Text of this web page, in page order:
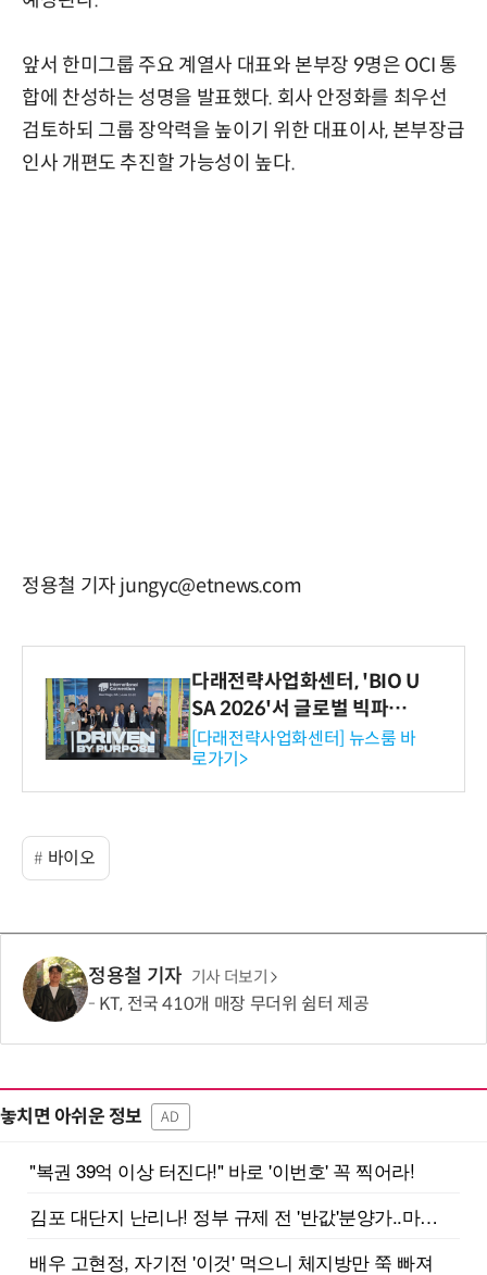
앞서 한미그룹 주요 계열사 대표와 본부장 9명은 OCI 통
합에 찬성하는 성명을 발표했다. 회사 안정화를 최우선
검토하되 그룹 장악력을 높이기 위한 대표이사, 본부장급
인사 개편도 추진할 가능성이 높다.
정용철 기자 jungyc@etnews.com
다래전략사업화센터, 'BIO U
SA 2026'서 글로벌 빅파마
와의 비즈니스 미팅 지원…K
-바이오 해외 진출 교두보 확
보
[다래전략사업화센터] 뉴스룸 바
로가기>
바이오
정용철 기자 기사 더보기
KT, 전국 410개 매장 무더위 쉼터 제공
놓치면 아쉬운 정보 AD